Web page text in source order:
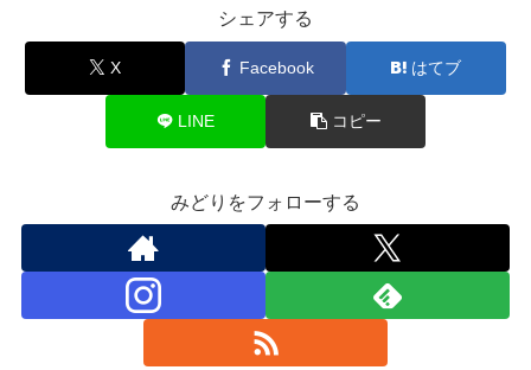
シェアする
X Facebook はてブ
LINE コピー
みどりをフォローする